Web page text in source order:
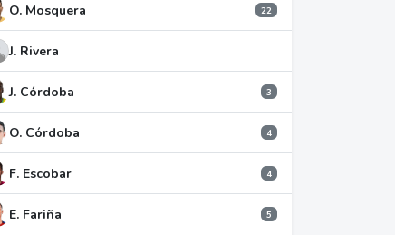
O. Mosquera 22
J. Rivera
J. Córdoba 3
O. Córdoba 4
F. Escobar 4
E. Fariña 5